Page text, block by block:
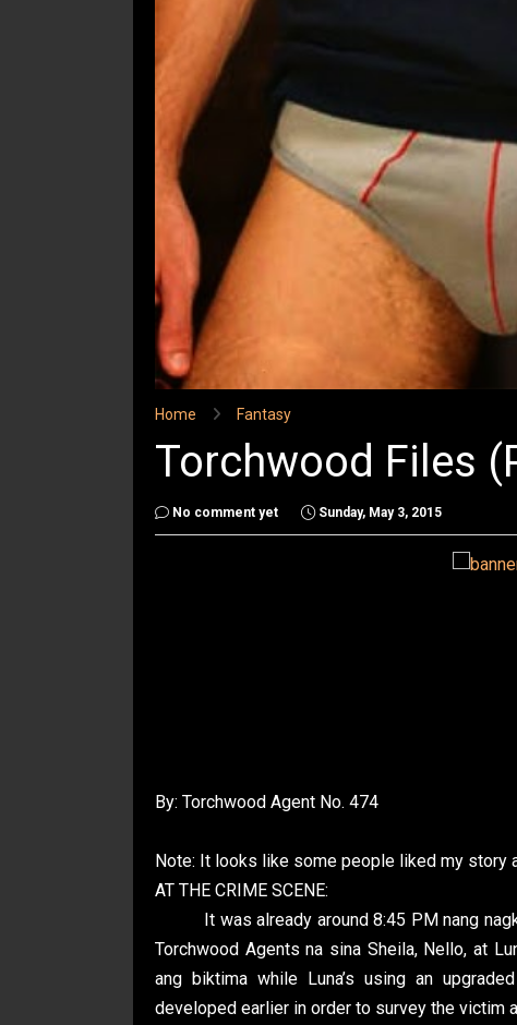
Home Fantasy
Torchwood Files
No comment yet Sunday, May 3, 2015
By: Torchwood Agent No. 474
Note: It looks like some people liked my story
AT THE CRIME SCENE:
It was already around 8:45 PM nang
Torchwood Agents na sina Sheila, Nello, at
ang biktima while Luna’s using an
developed earlier in order to survey the victim